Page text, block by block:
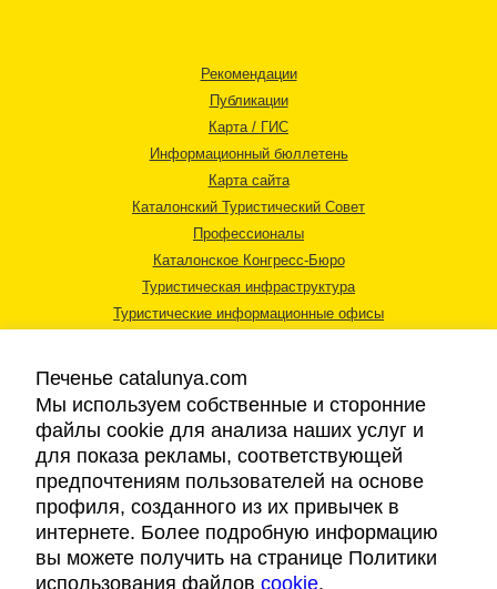
Рекомендации
Публикации
Карта / ГИС
Информационный бюллетень
Карта сайта
Каталонский Туристический Совет
Профессионалы
Каталонское Конгресс-Бюро
Туристическая инфраструктура
Туристические информационные офисы
Правовая информация
Cookies
Доступность
Печенье catalunya.com
Мы используем собственные и сторонние
файлы cookie для анализа наших услуг и
для показа рекламы, соответствующей
предпочтениям пользователей на основе
профиля, созданного из их привычек в
интернете. Более подробную информацию
вы можете получить на странице Политики
использования файлов cookie.